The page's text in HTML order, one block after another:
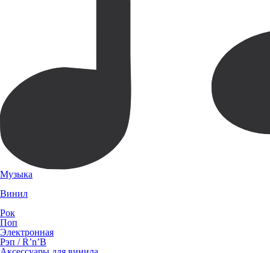
Музыка
Винил
Рок
Поп
Электронная
Рэп / R’n’B